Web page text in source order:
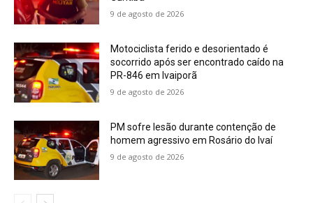
9 de agosto de 2026
Motociclista ferido e desorientado é
socorrido após ser encontrado caído na
PR-846 em Ivaiporã
9 de agosto de 2026
PM sofre lesão durante contenção de
homem agressivo em Rosário do Ivaí
9 de agosto de 2026